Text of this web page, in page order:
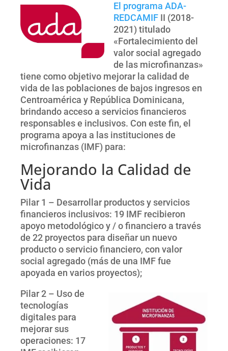
El programa ADA-
REDCAMIF II (2018-
2021) titulado
«Fortalecimiento del
valor social agregado
de las microfinanzas»
tiene como objetivo mejorar la calidad de
vida de las poblaciones de bajos ingresos en
Centroamérica y República Dominicana,
brindando acceso a servicios financieros
responsables e inclusivos. Con este fin, el
programa apoya a las instituciones de
microfinanzas (IMF) para:
Mejorando la Calidad de
Vida
Pilar 1 – Desarrollar productos y servicios
financieros inclusivos: 19 IMF recibieron
apoyo metodológico y / o financiero a través
de 22 proyectos para diseñar un nuevo
producto o servicio financiero, con valor
social agregado (más de una IMF fue
apoyada en varios proyectos);
Pilar 2 – Uso de
tecnologías
digitales para
mejorar sus
operaciones: 17